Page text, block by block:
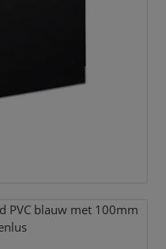
PVC blauw met 100mm